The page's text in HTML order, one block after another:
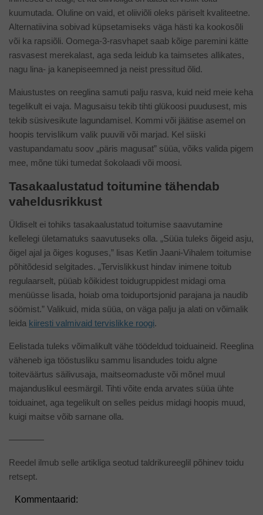
kuumutada. Oluline on vaid, et oliiviõli oleks päriselt kvaliteetne.
Alternatiivina sobivad küpsetamiseks väga hästi ka kookosõli
või ka rapsiõli. Oomega-3-rasvhapet saab kõige paremini kätte
rasvasest merekalast, aga seda leidub ka taimsetes allikates,
nagu lina- ja kanepiseemned ja neist pressitud õlid.
Maiustustes on reeglina samuti palju rasva, kuid neid meie keha
tegelikult ei vaja. Magusaisu tekib tihti glükoosi puudusest, mis
tekib süsivesikute lagundamisel. Kommi või jäätise asemel on
hoopis tervislikum valik puuvili või marjad. Kel siiski
vastupandamatu soov „päris magusat” süüa, võiks valida pigem
mee, mõne tüki tumedat šokolaadi või moosi.
Tasakaalustatud toitumine tähendab
vaheldusrikkust
Üldiselt ei tohiks tasakaalustatud toitumise saavutamine
kellelegi ületamatuks saavutuseks olla. „Süüa tuleks õigeid asju,
õigel ajal ja õiges koguses,” lisas Ketlin Jaani-Vihalem toitumise
põhitõdesid selgitades. „Tervislikkust hindav inimene toitub
regulaarselt, püüab kõikidest toidugruppidest midagi oma
menüüsse lisada, hoiab oma toiduportsjonid parajana ja naudib
söömist.” Valikuid, mida süüa, on väga palju ja alati on võimalik
leida kiiresti valmivaid tervislikke roogi.
Eelistada tuleks võimalikult vähe töödeldud toiduaineid. Reeglina
väheneb iga tööstusliku sammu lisandudes toidu algne
toiteväärtus säilivusaja, maitseomaduste või mõnel muul
majanduslikul eesmärgil. Tihti võite enda arvates süüa ühte
toiduainet, aga tegelikult on selles peidus midagi hoopis muud,
kuigi maitse võib sarnane olla.
————
Reedel ilmub selle artikliga seotud taldrikureeglil põhinev toidu
retsept.
Kommentaarid: